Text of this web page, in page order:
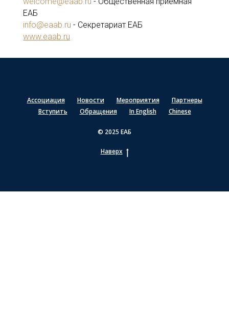
ЕАБ
info@eaab.ru - Секретариат ЕАБ
www.eaab.ru
Ассоциация Новости Мероприятия
Партнеры
Вступить
Обращения In English Chinese
© 2025 ЕАБ
Наверх